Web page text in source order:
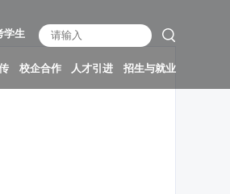
学生
招生与就业
人才引进
校企合作